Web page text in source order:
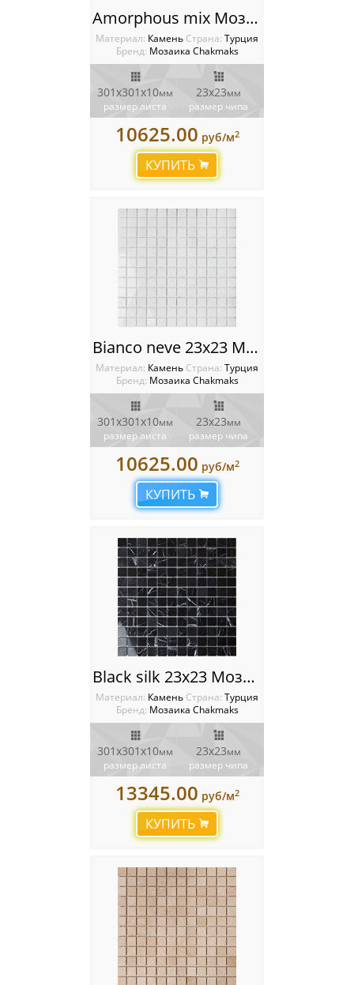
Amorphous mix Мозаика Chakmaks
Материал: Камень Cтрана: Турция
Бренд: Мозаика Chakmaks
301х301х10мм
размер листа
23х23мм
размер чипа
10625.00 руб/м2
КУПИТЬ
Bianco neve 23x23 Мозаика Chakmaks
Материал: Камень Cтрана: Турция
Бренд: Мозаика Chakmaks
301х301х10мм
размер листа
23х23мм
размер чипа
10625.00 руб/м2
КУПИТЬ
Black silk 23x23 Мозаика Chakmaks
Материал: Камень Cтрана: Турция
Бренд: Мозаика Chakmaks
301х301х10мм
размер листа
23х23мм
размер чипа
13345.00 руб/м2
КУПИТЬ